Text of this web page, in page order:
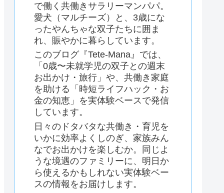
で働く共働きサラリーマンパパ。
愛犬（マルチーズ）と、3歳にな
ったやんちゃな双子たちに囲ま
れ、賑やかに暮らしています。
このブログ『Tete-Mana』では、
「0歳〜未就学児の双子との週末
お出かけ・旅行」や、共働き家庭
を助ける「時短ライフハック・お
金の知恵」を実体験ベースで発信
しています。
日々のドタバタな共働き・育児を
いかに効率よくしのぎ、家族みん
なでお出かけを楽しむか。同じよ
うな境遇のファミリーに、明日か
ら使えるかもしれない実体験ベー
スの情報をお届けします。